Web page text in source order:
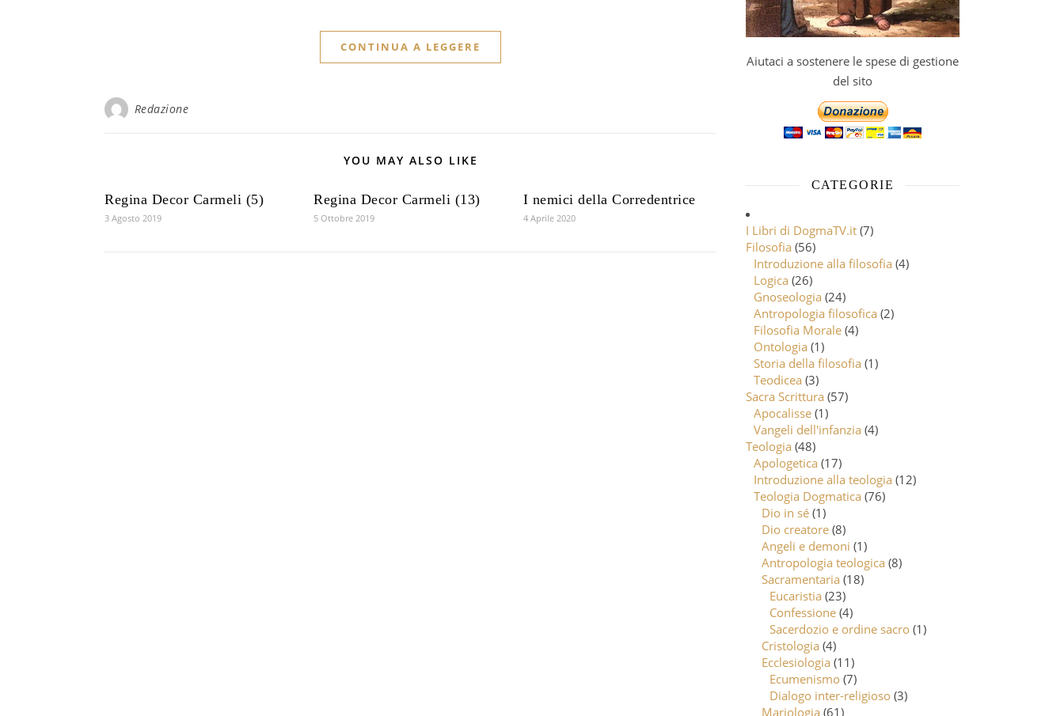
CONTINUA A LEGGERE
Redazione
YOU MAY ALSO LIKE
Regina Decor Carmeli (5)
3 Agosto 2019
Regina Decor Carmeli (13)
5 Ottobre 2019
I nemici della Corredentrice
4 Aprile 2020
Aiutaci a sostenere le spese di gestione
del sito
CATEGORIE
I Libri di DogmaTV.it (7)
Filosofia (56)
Introduzione alla filosofia (4)
Logica (26)
Gnoseologia (24)
Antropologia filosofica (2)
Filosofia Morale (4)
Ontologia (1)
Storia della filosofia (1)
Teodicea (3)
Sacra Scrittura (57)
Apocalisse (1)
Vangeli dell'infanzia (4)
Teologia (48)
Apologetica (17)
Introduzione alla teologia (12)
Teologia Dogmatica (76)
Dio in sé (1)
Dio creatore (8)
Angeli e demoni (1)
Antropologia teologica (8)
Sacramentaria (18)
Eucaristia (23)
Confessione (4)
Sacerdozio e ordine sacro (1)
Cristologia (4)
Ecclesiologia (11)
Ecumenismo (7)
Dialogo inter-religioso (3)
Mariologia (61)